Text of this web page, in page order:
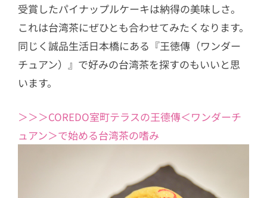
受賞したパイナップルケーキは納得の美味しさ。
これは台湾茶にぜひとも合わせてみたくなります。
同じく誠品生活日本橋にある『王徳傳（ワンダー
チュアン）』で好みの台湾茶を探すのもいいと思
います。
＞＞＞COREDO室町テラスの王德傳＜ワンダーチ
ュアン＞で始める台湾茶の嗜み